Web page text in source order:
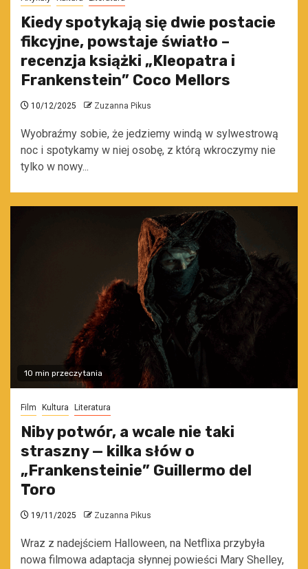
Kiedy spotykają się dwie postacie
fikcyjne, powstaje światło –
recenzja książki „Kleopatra i
Frankenstein” Coco Mellors
10/12/2025 Zuzanna Pikus
Wyobraźmy sobie, że jedziemy windą w sylwestrową
noc i spotykamy w niej osobę, z którą wkroczymy nie
tylko w nowy...
10 min przeczytania
Film Kultura Literatura
Niby potwór, a wcale nie taki
straszny — kilka słów o
„Frankensteinie” Guillermo del
Toro
19/11/2025 Zuzanna Pikus
Wraz z nadejściem Halloween, na Netflixa przybyła
nowa filmowa adaptacja słynnej powieści Mary Shelley,